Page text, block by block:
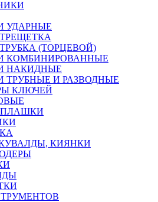
УДАРНЫЕ
(ТОРЦЕВОЙ)
КОМБИНИРОВАННЫЕ
НАКИДНЫЕ
ТРУБНЫЕ И РАЗВОДНЫЕ
КЛЮЧЕЙ
ПЛАШКИ
КИЯНКИ